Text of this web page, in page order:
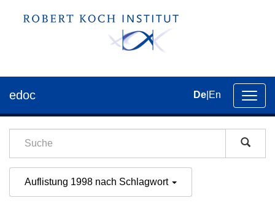
der
edoc De En
Auflistung 1998 nach Schlagwort